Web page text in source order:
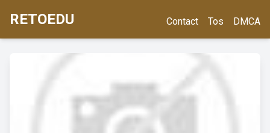
RETOEDU Contact Tos DMCA